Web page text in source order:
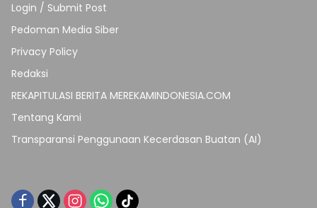
Login / Submit Post
Pedoman Media Siber
Privacy Policy
Redaksi
REKAPITULASI BERITA MEREKAMINDONESIA.COM
Tentang Kami
Transparansi Penggunaan Kecerdasan Buatan (AI)